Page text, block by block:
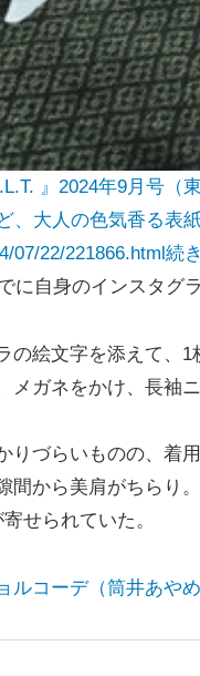
』2024年9月号（
大人の色気香る表
07/22/221866.html続
自身のインスタグ
絵文字を添えて、
ガネをかけ、長袖
づらいものの、着
間から美肩がちらり
せられていた。
コーデ（筒井あや